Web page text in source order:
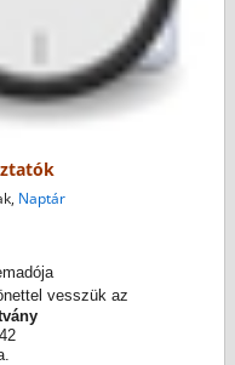
Naptár
vesszük az